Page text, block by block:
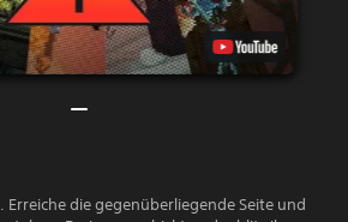
Erreiche die gegenüberliegende Seite und